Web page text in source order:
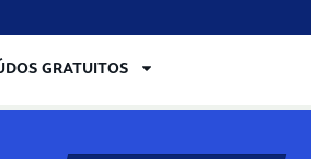
GRATUITOS